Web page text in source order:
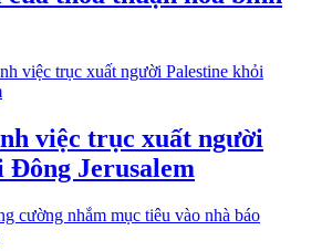
việc trục xuất người
Đông Jerusalem